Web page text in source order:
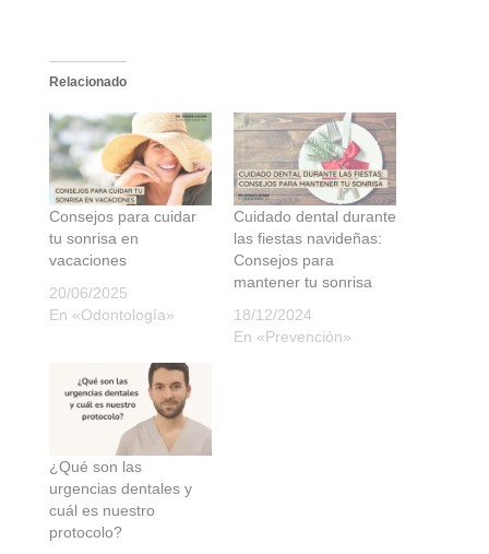
Relacionado
Consejos para cuidar
tu sonrisa en
vacaciones
20/06/2025
En «Odontología»
Cuidado dental durante
las fiestas navideñas:
Consejos para
mantener tu sonrisa
18/12/2024
En «Prevención»
¿Qué son las
urgencias dentales y
cuál es nuestro
protocolo?